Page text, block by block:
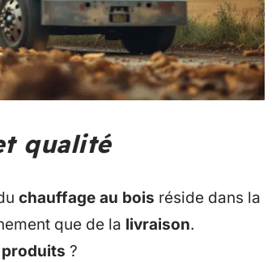
qualité
chauffage au bois réside dans la
que de la livraison.
produits ?